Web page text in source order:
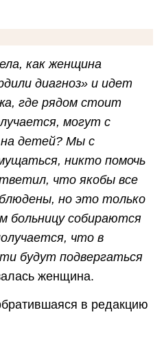
как женщина
диагноз» и идет
где рядом стоит
могут с
на детей? Мы с
никто помочь
что якобы все
но это только
больницу собираются
что в
будут подвергаться
женщина.
в редакцию